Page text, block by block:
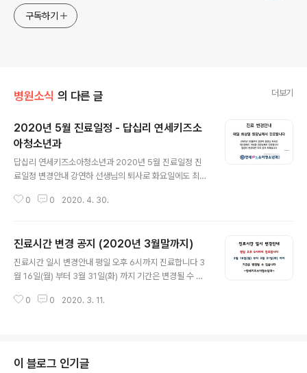
구독하기
병원소식 의 다른 글 더보기
2020년 5월 진료일정 - 답십리 연세키즈소
아청소년과
답십리 연세키즈소아청소년과 2020년 5월 진료일정 진
료일정 변경안내 강연하 선생님의 퇴사로 화요일에도 최성
서 진료합니다. 갑작스런 휴진일 있을 수 있어 똑닥확인 후
5일 어린이날은 공휴일 진료입니다. 10:00 ~ 14:00, 점
심시간 없음. 똑닥 앱 접수, 내원접수: 일반진료, 접종 똑닥
앱 예약: 접종, 영유아검진 (일반진료는 똑닥 앱 접수나 내
수 가장 뒤로 접수됩니다. 가능한 똑닥앱접수를 이용해서
0 0 2020. 4. 30.
진료시간 변경 공지 (2020년 3월말까지)
진료시간 일시 변경안내 평일 오후 6시까지 진료합니다 3
월 16일(월) 부터 3월 31일(화) 까지 기간은 변경될 수 있
0 0 2020. 3. 11.
이 블로그 인기글